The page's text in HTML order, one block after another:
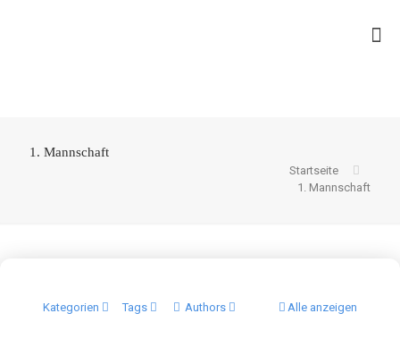
1. Mannschaft
Startseite
1. Mannschaft
Kategorien Tags Authors Alle anzeigen